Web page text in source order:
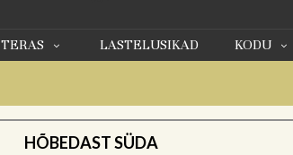
TERAS LASTELUSIKAD KODU
HÕBEDAST SÜDA